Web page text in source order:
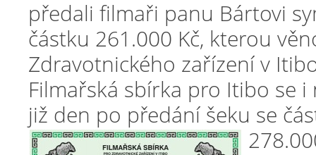
předali filmaři panu Bártovi
částku 261.000 Kč, kterou
Zdravotnického zařízení v
Filmařská sbírka pro Itibo se
již den po předání šeku se